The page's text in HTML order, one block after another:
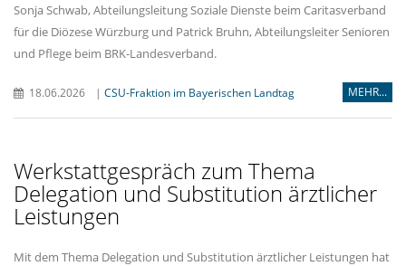
Sonja Schwab, Abteilungsleitung Soziale Dienste beim Caritasverband
für die Diözese Würzburg und Patrick Bruhn, Abteilungsleiter Senioren
und Pflege beim BRK-Landesverband.
18.06.2026 | CSU-Fraktion im Bayerischen Landtag MEHR...
Werkstattgespräch zum Thema
Delegation und Substitution ärztlicher
Leistungen
Mit dem Thema Delegation und Substitution ärztlicher Leistungen hat